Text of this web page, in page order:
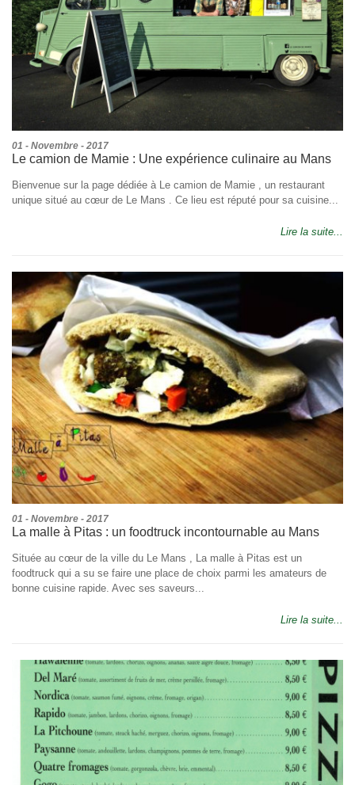
01 - Novembre - 2017
Le camion de Mamie : Une expérience culinaire au Mans
Bienvenue sur la page dédiée à Le camion de Mamie , un restaurant
unique situé au cœur de Le Mans . Ce lieu est réputé pour sa cuisine...
Lire la suite...
01 - Novembre - 2017
La malle à Pitas : un foodtruck incontournable au Mans
Située au cœur de la ville du Le Mans , La malle à Pitas est un
foodtruck qui a su se faire une place de choix parmi les amateurs de
bonne cuisine rapide. Avec ses saveurs...
Lire la suite...